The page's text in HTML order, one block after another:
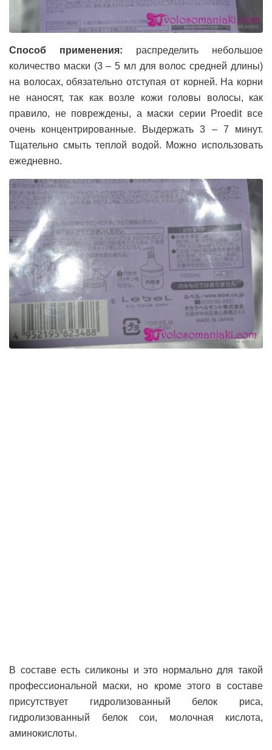
Способ применения: распределить небольшое
количество маски (3 – 5 мл для волос средней длины)
на волосах, обязательно отступая от корней. На корни
не наносят, так как возле кожи головы волосы, как
правило, не повреждены, а маски серии Proedit все
очень концентрированные. Выдержать 3 – 7 минут.
Тщательно смыть теплой водой. Можно использовать
ежедневно.
В составе есть силиконы и это нормально для такой
профессиональной маски, но кроме этого в составе
присутствует гидролизованный белок риса,
гидролизованный белок сои, молочная кислота,
аминокислоты.